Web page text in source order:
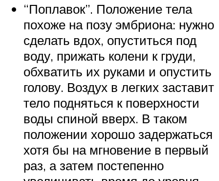
“Поплавок”. Положение тела
похоже на позу эмбриона: нужно
сделать вдох, опуститься под
воду, прижать колени к груди,
обхватить их руками и опустить
голову. Воздух в легких заставит
тело подняться к поверхности
воды спиной вверх. В таком
положении хорошо задержаться
хотя бы на мгновение в первый
раз, а затем постепенно